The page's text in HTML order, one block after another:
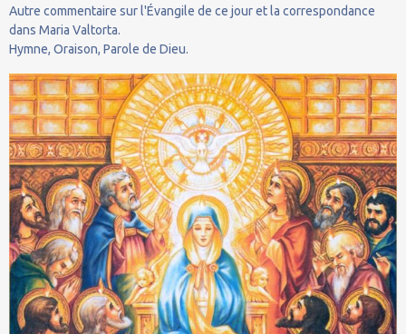
Autre commentaire sur l'Évangile de ce jour et la correspondance
dans Maria Valtorta.
Hymne, Oraison, Parole de Dieu.